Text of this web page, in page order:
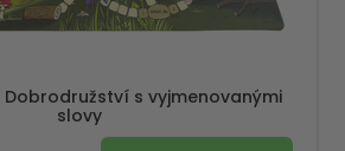
s vyjmenovanými
slovy